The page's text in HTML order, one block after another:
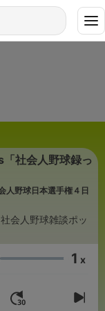
社会人野球録っ
野球日本選手権４日
会人野球雑談ポッ
音量 1 x